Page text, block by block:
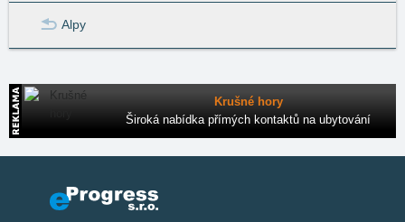
Alpy
Krušné hory
Široká nabídka přímých kontaktů na ubytování